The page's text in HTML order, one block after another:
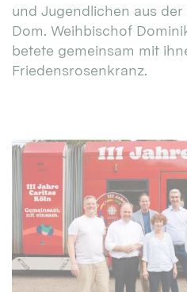
und Jugendlichen aus
Dom. Weihbischof
betete gemeinsam mit
Friedensrosenkranz.